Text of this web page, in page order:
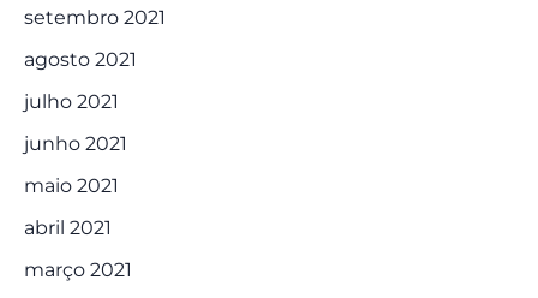
setembro 2021
agosto 2021
julho 2021
junho 2021
maio 2021
abril 2021
março 2021